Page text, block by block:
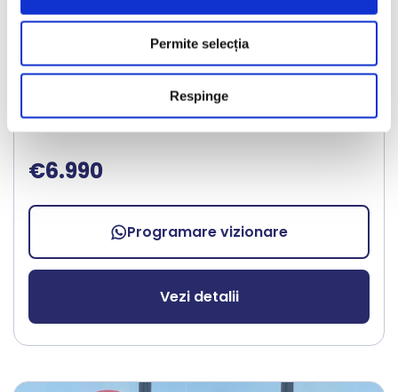
Permite selecția
Respinge
Audi A6 Avant
2018 267908 km Diesel 190 HP Automata
Bucuresti Militari
€6.990
Programare vizionare
Vezi detalii